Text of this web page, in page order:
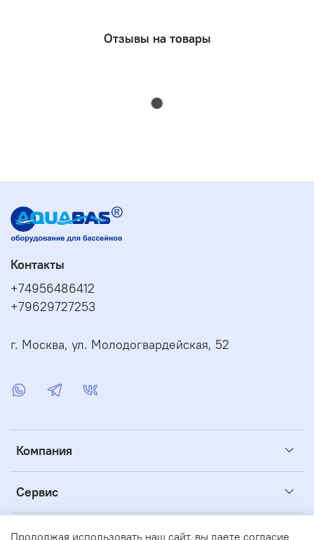
Отзывы на товары
Компания
Сервис
Полезное
Контакты
+74956486412
+79629727253
г. Москва, ул. Молодогвардейская, 52
Продолжая использовать наш сайт, вы даете согласие